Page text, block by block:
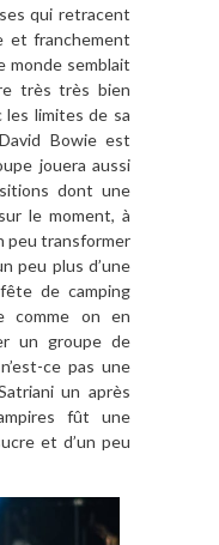
qui retracent
et franchement
monde semblait
très très bien
les limites de sa
Bowie est
jouera aussi
dont une
le moment, à
peu transformer
peu plus d’une
de camping
comme on en
un groupe de
ce pas une
un après
fût une
et d’un peu